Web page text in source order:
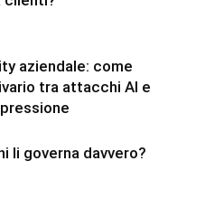
aziendale: come
tra attacchi AI e
li governa davvero?